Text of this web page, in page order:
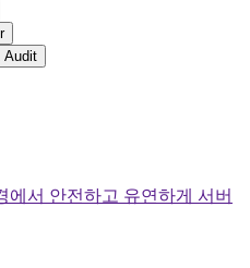
Audit
에서 안전하고 유연하게 서버